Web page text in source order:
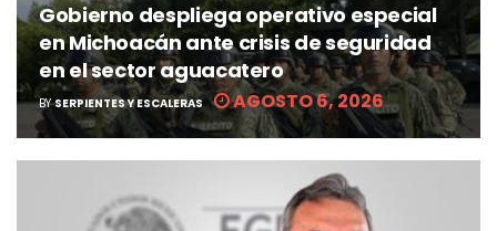
Gobierno despliega operativo especial
en Michoacán ante crisis de seguridad
en el sector aguacatero
BY SERPIENTES Y ESCALERAS AGOSTO 6, 2026